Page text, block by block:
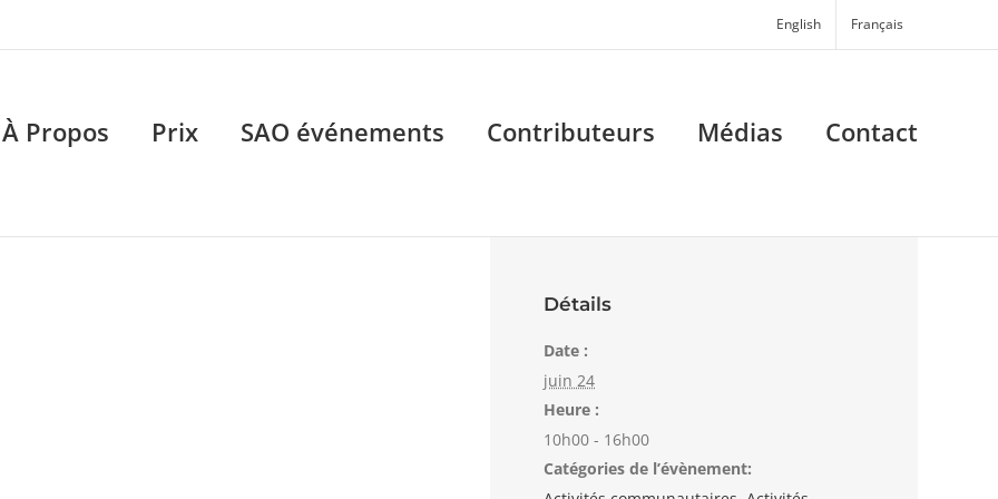
English Français
À Propos Prix SAO événements Contributeurs Médias Contact
Détails
Date :
juin 24
Heure :
10h00 - 16h00
Catégories de l’évènement: